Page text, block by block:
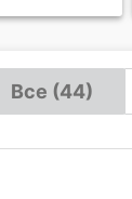
Все (44)